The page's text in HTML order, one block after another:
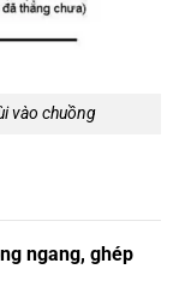
vào chuồng
ngang, ghép